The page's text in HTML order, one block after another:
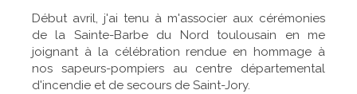
Début avril, j'ai tenu à m'associer aux cérémonies
de la Sainte-Barbe du Nord toulousain en me
joignant à la célébration rendue en hommage à
nos sapeurs-pompiers au centre départemental
d'incendie et de secours de Saint-Jory.